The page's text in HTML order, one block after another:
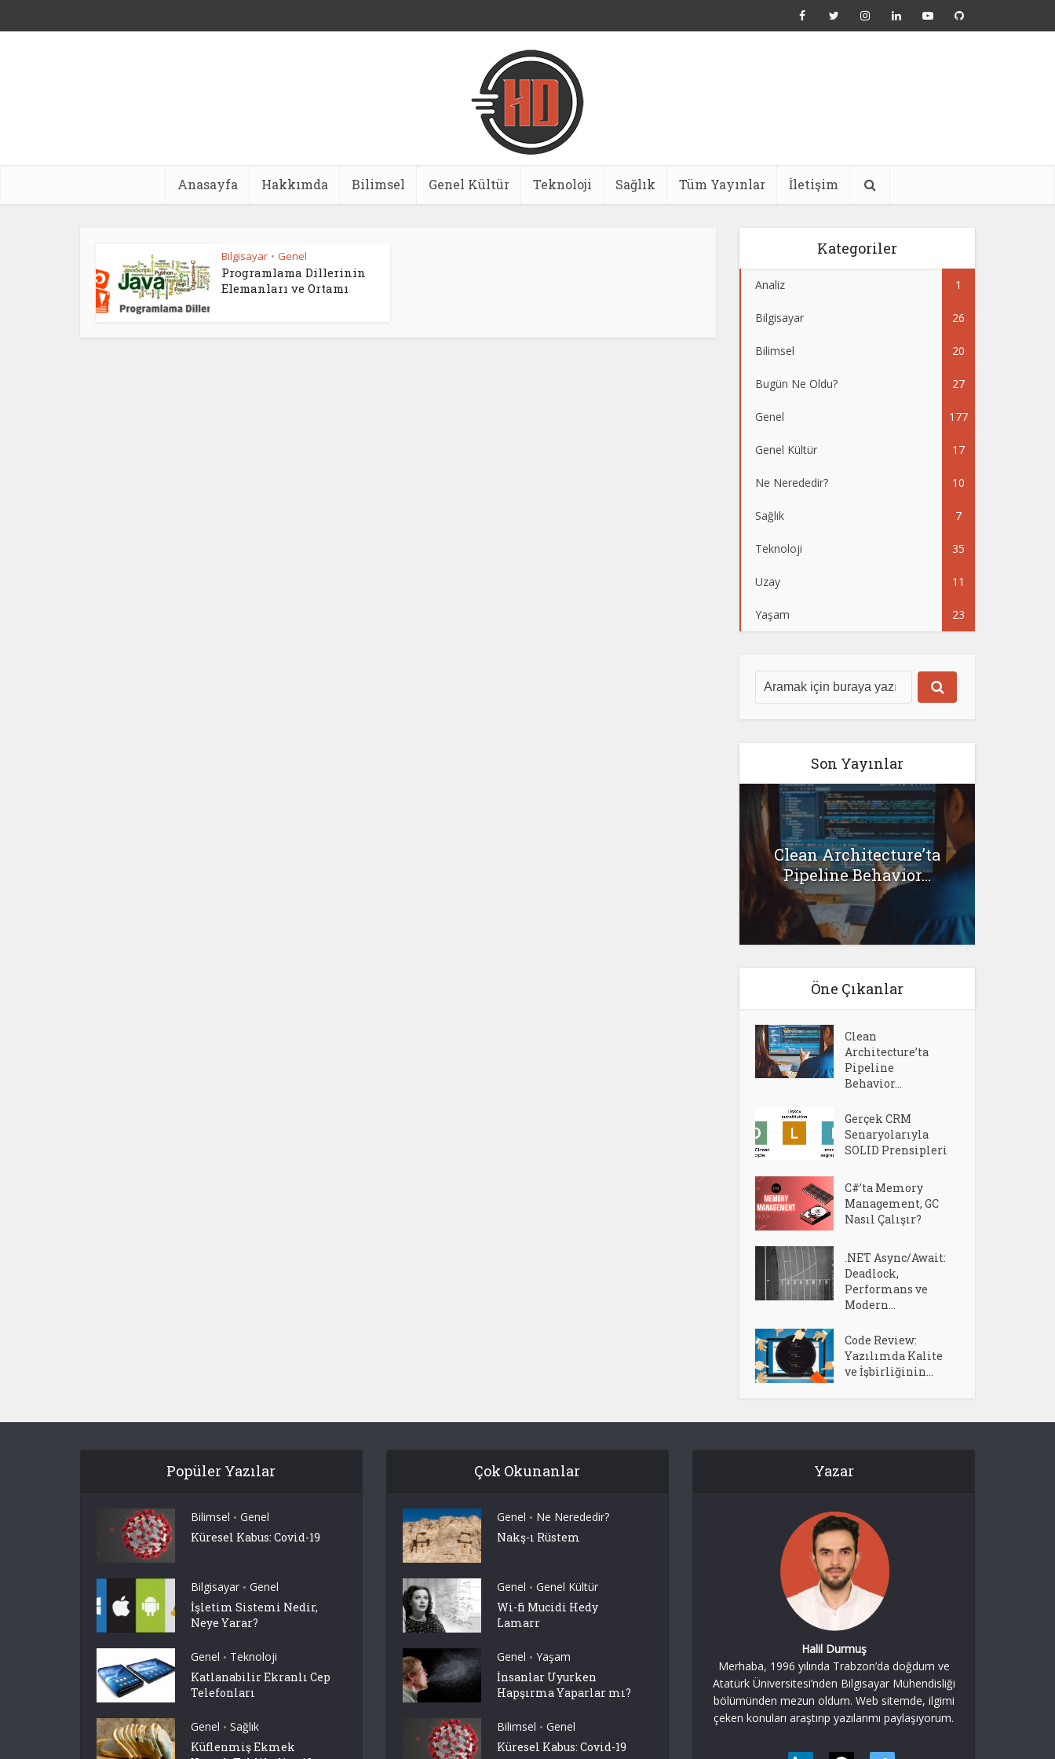
Anasayfa Hakkımda Bilimsel Genel Kültür Teknoloji Sağlık Tüm Yayınlar İletişim
Bilgisayar • Genel
Programlama Dillerinin
Elemanları ve Ortamı
Kategoriler
Analiz 1
Bilgisayar 26
Bilimsel 20
Bugün Ne Oldu? 27
Genel 177
Genel Kültür 17
Ne Nerededir? 10
Sağlık 7
Teknoloji 35
Uzay 11
Yaşam 23
Son Yayınlar
Clean Architecture’ta
Pipeline Behavior...
Öne Çıkanlar
Clean
Architecture’ta
Pipeline
Behavior...
Gerçek CRM
Senaryolarıyla
SOLID Prensipleri
C#’ta Memory
Management, GC
Nasıl Çalışır?
.NET Async/Await:
Deadlock,
Performans ve
Modern...
Code Review:
Yazılımda Kalite
ve İşbirliğinin...
Popüler Yazılar
Bilimsel • Genel
Küresel Kabus: Covid-19
Bilgisayar • Genel
İşletim Sistemi Nedir,
Neye Yarar?
Genel • Teknoloji
Katlanabilir Ekranlı Cep
Telefonları
Genel • Sağlık
Küflenmiş Ekmek
Çok Okunanlar
Genel • Ne Nerededir?
Nakş-ı Rüstem
Genel • Genel Kültür
Wi-fi Mucidi Hedy
Lamarr
Genel • Yaşam
İnsanlar Uyurken
Hapşırma Yaparlar mı?
Bilimsel • Genel
Küresel Kabus: Covid-19
Yazar
Halil Durmuş
Merhaba, 1996 yılında Trabzon’da doğdum ve
Atatürk Üniversitesi’nden Bilgisayar Mühendisliği
bölümünden mezun oldum. Web sitemde, ilgimi
çeken konuları araştırıp yazılarımı paylaşıyorum.